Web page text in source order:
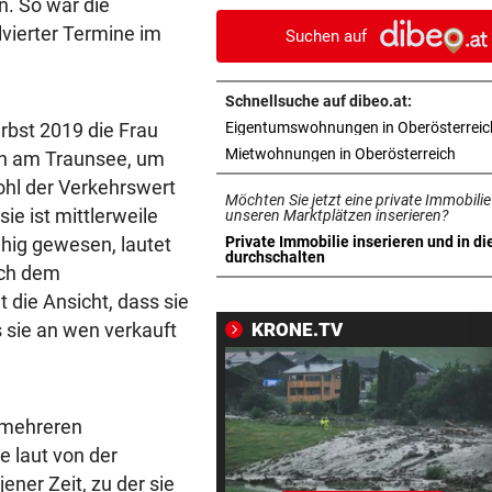
So war die
Termine im
2019 die Frau
am Traunsee, um
der Verkehrswert
ist mittlerweile
gewesen, lautet
dem
die Ansicht, dass sie
sie an wen verkauft
laut von der
Zeit, zu der sie
jetzt verschärft
CHEF VON VERSICHERUNG: vor
„Ein kalkulierbares Wetter
nicht mehr“
IM STRÖMENDEN REGEN
Herrl und Hund flogen mit
über Leitschiene
FAZIT NACH EINEM MONAT
Kunden ist das egal“
MYSTERIÖSE „GRAFFITIS“ vor 8
Zugezogener Linksextremer
Schmierfink entlarvt
VON HOF VERSCHWUNDEN vor
Suchen auf
Schnellsuche auf dibeo.at:
Eigentumswohnungen in
Mietwohnungen in Oberösterreich
Möchten Sie jetzt eine private
unseren Marktplätzen inserieren?
Private Immobilie inserieren und in
durchschalten
in neuem Tab öffnen
KRONE.TV